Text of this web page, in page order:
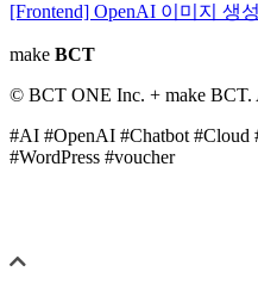
[Frontend] OpenAI 이미지 생
make BCT
© BCT ONE Inc. + make BCT.
#AI #OpenAI #Chatbot #Cloud
#WordPress #voucher